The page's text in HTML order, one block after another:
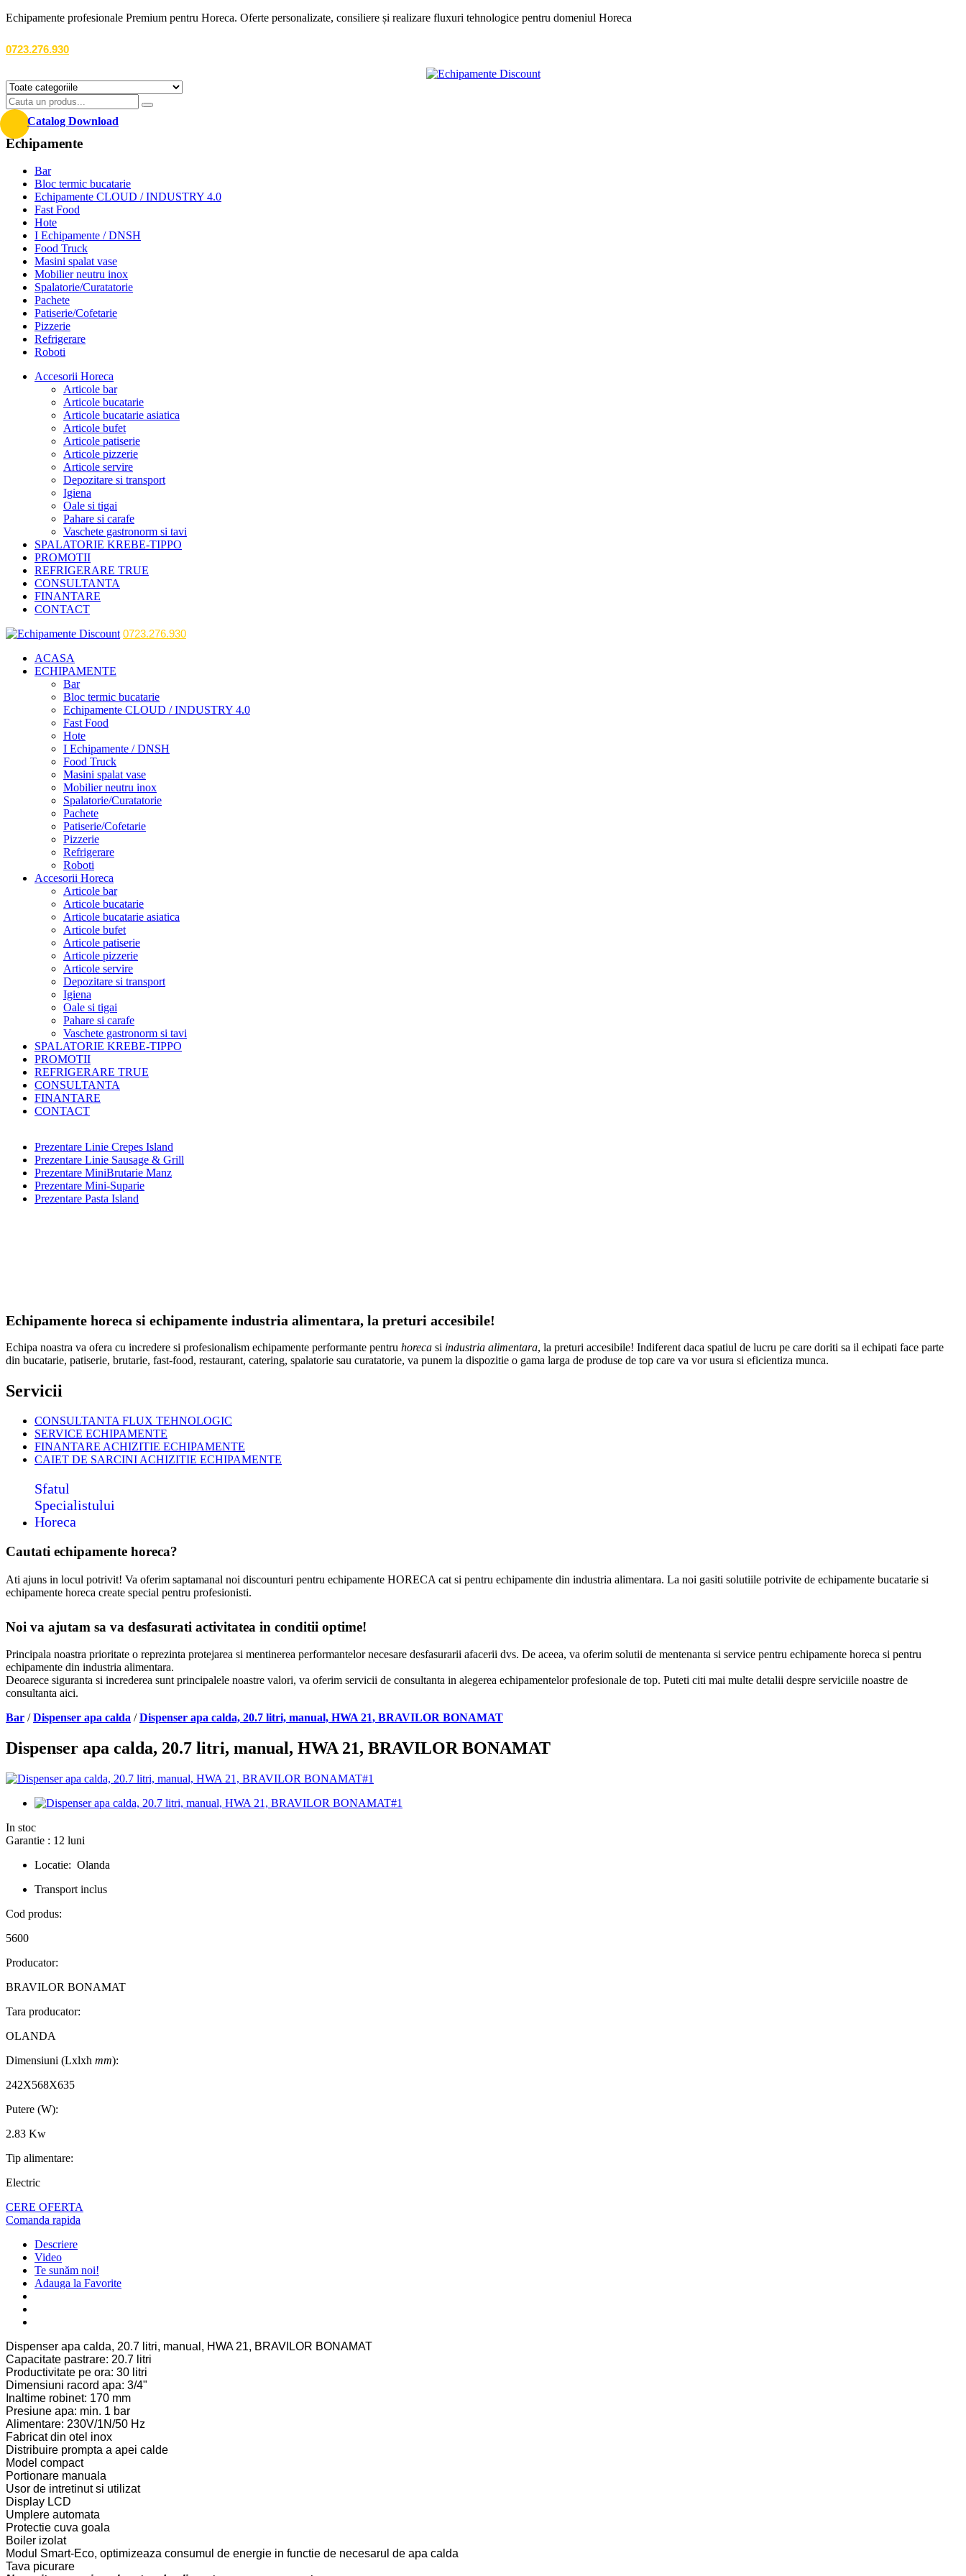
Echipamente profesionale Premium pentru Horeca. Oferte personalizate, consiliere și realizare fluxuri tehnologice pentru domeniul Horeca
0723.276.930
Catalog Download
Echipamente
Bar
Bloc termic bucatarie
Echipamente CLOUD / INDUSTRY 4.0
Fast Food
Hote
I Echipamente / DNSH
Food Truck
Masini spalat vase
Mobilier neutru inox
Spalatorie/Curatatorie
Pachete
Patiserie/Cofetarie
Pizzerie
Refrigerare
Roboti
Accesorii Horeca
Articole bar
Articole bucatarie
Articole bucatarie asiatica
Articole bufet
Articole patiserie
Articole pizzerie
Articole servire
Depozitare si transport
Igiena
Oale si tigai
Pahare si carafe
Vaschete gastronorm si tavi
SPALATORIE KREBE-TIPPO
PROMOTII
REFRIGERARE TRUE
CONSULTANTA
FINANTARE
CONTACT
0723.276.930
ACASA
ECHIPAMENTE
Bar
Bloc termic bucatarie
Echipamente CLOUD / INDUSTRY 4.0
Fast Food
Hote
I Echipamente / DNSH
Food Truck
Masini spalat vase
Mobilier neutru inox
Spalatorie/Curatatorie
Pachete
Patiserie/Cofetarie
Pizzerie
Refrigerare
Roboti
Accesorii Horeca
Articole bar
Articole bucatarie
Articole bucatarie asiatica
Articole bufet
Articole patiserie
Articole pizzerie
Articole servire
Depozitare si transport
Igiena
Oale si tigai
Pahare si carafe
Vaschete gastronorm si tavi
SPALATORIE KREBE-TIPPO
PROMOTII
REFRIGERARE TRUE
CONSULTANTA
FINANTARE
CONTACT
Prezentare Linie Crepes Island
Prezentare Linie Sausage & Grill
Prezentare MiniBrutarie Manz
Prezentare Mini-Suparie
Prezentare Pasta Island
Echipamente horeca si echipamente industria alimentara, la preturi accesibile!
Echipa noastra va ofera cu incredere si profesionalism echipamente performante pentru horeca si industria alimentara, la preturi accesibile! Indiferent daca spatiul de lucru pe care doriti sa il echipati face parte
din bucatarie, patiserie, brutarie, fast-food, restaurant, catering, spalatorie sau curatatorie, va punem la dispozitie o gama larga de produse de top care va vor usura si eficientiza munca.
Servicii
CONSULTANTA FLUX TEHNOLOGIC
SERVICE ECHIPAMENTE
FINANTARE ACHIZITIE ECHIPAMENTE
CAIET DE SARCINI ACHIZITIE ECHIPAMENTE
Sfatul
Specialistului
Horeca
Cautati echipamente horeca?
Ati ajuns in locul potrivit! Va oferim saptamanal noi discounturi pentru echipamente HORECA cat si pentru echipamente din industria alimentara. La noi gasiti solutiile potrivite de echipamente bucatarie si
echipamente horeca create special pentru profesionisti.
Noi va ajutam sa va desfasurati activitatea in conditii optime!
Principala noastra prioritate o reprezinta protejarea si mentinerea performantelor necesare desfasurarii afacerii dvs. De aceea, va oferim solutii de mentenanta si service pentru echipamente horeca si pentru
echipamente din industria alimentara.
Deoarece siguranta si increderea sunt principalele noastre valori, va oferim servicii de consultanta in alegerea echipamentelor profesionale de top. Puteti citi mai multe detalii despre serviciile noastre de
consultanta aici.
Bar /Dispenser apa calda /Dispenser apa calda, 20.7 litri, manual, HWA 21, BRAVILOR BONAMAT
Dispenser apa calda, 20.7 litri, manual, HWA 21, BRAVILOR BONAMAT
In stoc
Garantie : 12 luni
Locatie: Olanda
Transport inclus
Cod produs:
5600
Producator:
BRAVILOR BONAMAT
Tara producator:
OLANDA
Dimensiuni (Lxlxh mm):
242X568X635
Putere (W):
2.83 Kw
Tip alimentare:
Electric
CERE OFERTA
Comanda rapida
Descriere
Video
Te sunăm noi!
Adauga la Favorite
Dispenser apa calda, 20.7 litri, manual, HWA 21, BRAVILOR BONAMAT
Capacitate pastrare: 20.7 litri
Productivitate pe ora: 30 litri
Dimensiuni racord apa: 3/4"
Inaltime robinet: 170 mm
Presiune apa: min. 1 bar
Alimentare: 230V/1N/50 Hz
Fabricat din otel inox
Distribuire prompta a apei calde
Model compact
Portionare manuala
Usor de intretinut si utilizat
Display LCD
Umplere automata
Protectie cuva goala
Boiler izolat
Modul Smart-Eco, optimizeaza consumul de energie in functie de necesarul de apa calda
Tava picurare